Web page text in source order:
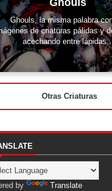
Ghouls, la misma palabra
de criaturas pálidas y
acechando entre lápidas...
Otras Criaturas
by Translate